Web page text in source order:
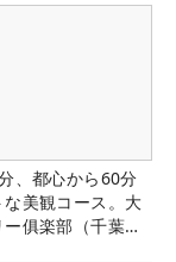
、都心から60分
美観コース。大
俱楽部（千葉